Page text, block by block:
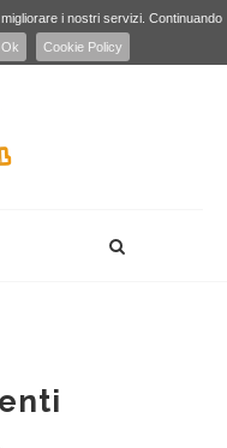
i nostri servizi. Continuando
Ok Cookie Policy